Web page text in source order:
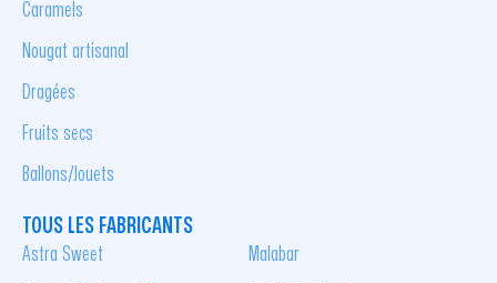
Caramels
Nougat artisanal
Dragées
Fruits secs
Ballons/Jouets
TOUS LES FABRICANTS
Astra Sweet Malabar